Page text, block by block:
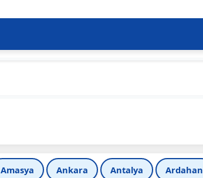
Amasya Ankara Antalya Ardahan